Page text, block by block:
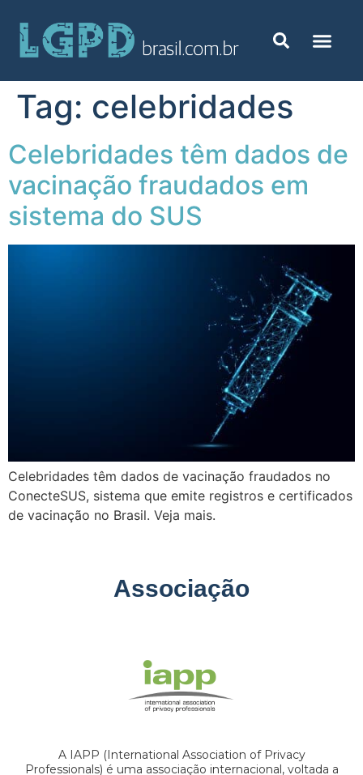
Tag: celebridades
Celebridades têm dados de
vacinação fraudados em
sistema do SUS
Celebridades têm dados de vacinação fraudados no
ConecteSUS, sistema que emite registros e certificados
de vacinação no Brasil. Veja mais.
Associação
A IAPP (International Association of Privacy
Professionals) é uma associação internacional, voltada a